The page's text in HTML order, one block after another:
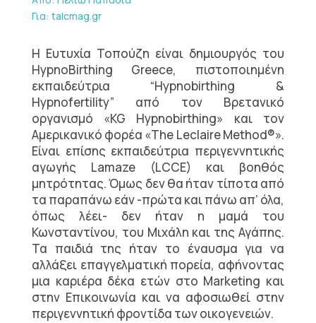
Για: talcmag.gr
Η Ευτυχία Τοπούζη είναι δημιουργός του
HypnoBirthing Greece, πιστοποιημένη
εκπαιδεύτρια “Hypnobirthing &
Hypnofertility” από τον Βρετανικό
οργανισμό «KG Hypnobirthing» και τον
Αμερικανικό φορέα «The Leclaire Method®».
Είναι επίσης εκπαιδεύτρια περιγεννητικής
αγωγής Lamaze (LCCE) και βοηθός
μητρότητας. Όμως δεν θα ήταν τίποτα από
τα παραπάνω εάν -πρώτα και πάνω απ’ όλα,
όπως λέει- δεν ήταν η μαμά του
Κωνσταντίνου, του Μιχάλη και της Αγάπης.
Τα παιδιά της ήταν το έναυσμα για να
αλλάξει επαγγελματική πορεία, αφήνοντας
μια καριέρα δέκα ετών στο Marketing και
στην Επικοινωνία και να αφοσιωθεί στην
περιγεννητική φροντίδα των οικογενειών.